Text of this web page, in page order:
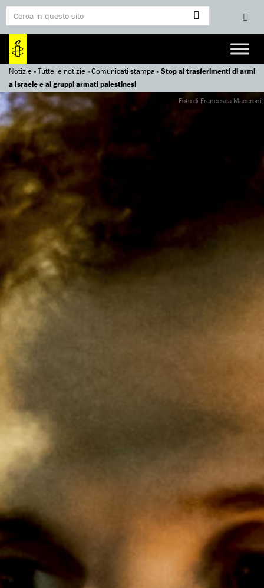
Notizie»Tutte le notizie»Comunicati stampa »Stop ai trasferimenti di armi
a Israele e ai gruppi armati palestinesi
Foto di Francesca Maceroni